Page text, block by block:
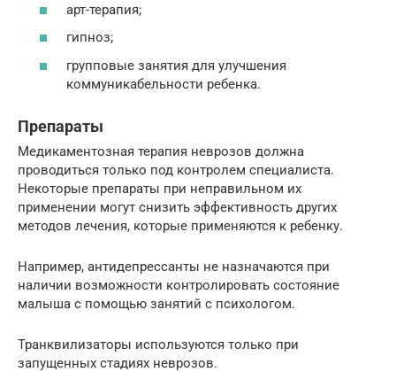
арт-терапия;
гипноз;
групповые занятия для улучшения
коммуникабельности ребенка.
Препараты
Медикаментозная терапия неврозов должна
проводиться только под контролем специалиста.
Некоторые препараты при неправильном их
применении могут снизить эффективность других
методов лечения, которые применяются к ребенку.
Например, антидепрессанты не назначаются при
наличии возможности контролировать состояние
малыша с помощью занятий с психологом.
Транквилизаторы используются только при
запущенных стадиях неврозов.